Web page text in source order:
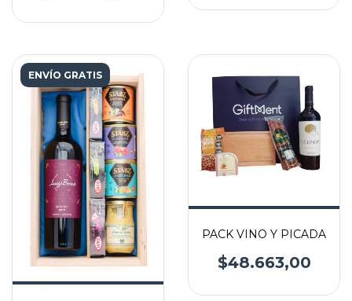
ENVÍO GRATIS
PACK VINO Y PICADA
$48.663,00